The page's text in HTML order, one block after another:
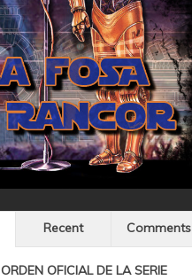
Recent Comments
ORDEN OFICIAL DE LA SERIE